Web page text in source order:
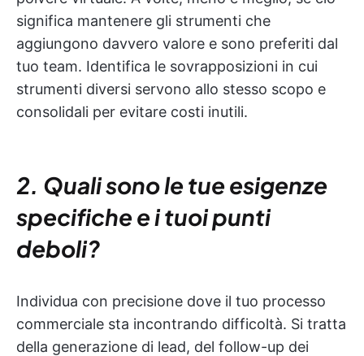
significa mantenere gli strumenti che
aggiungono davvero valore e sono preferiti dal
tuo team. Identifica le sovrapposizioni in cui
strumenti diversi servono allo stesso scopo e
consolidali per evitare costi inutili.
2. Quali sono le tue esigenze
specifiche e i tuoi punti
deboli?
Individua con precisione dove il tuo processo
commerciale sta incontrando difficoltà. Si tratta
della generazione di lead, del follow-up dei